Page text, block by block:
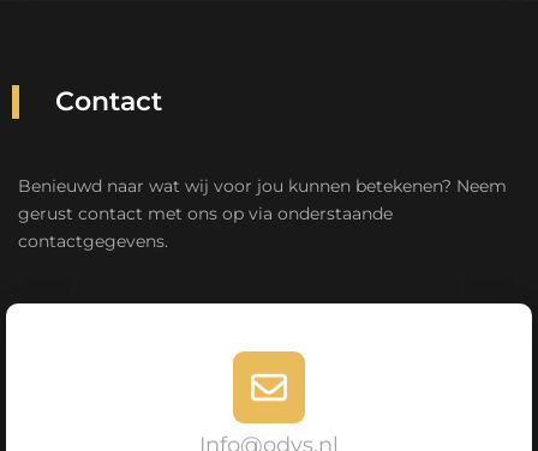
Contact
Benieuwd naar wat wij voor jou kunnen betekenen? Neem
gerust contact met ons op via onderstaande
contactgegevens.
Info@odys.nl